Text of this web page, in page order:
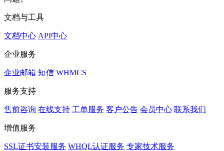
文档与工具
文档中心 API中心
企业服务
企业邮箱 短信 WHMCS
服务支持
售前咨询 在线支持 工单服务 客户公告 会员中心 联系我们
增值服务
SSL证书安装服务 WHQL认证服务 专家技术服务